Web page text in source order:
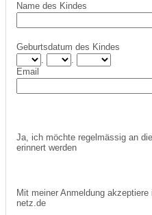
Name des Kindes
Geburtsdatum des Kindes
.
.
Email
Ja, ich möchte regelmässig an
erinnert werden
Mit meiner Anmeldung akzeptiere
netz.de